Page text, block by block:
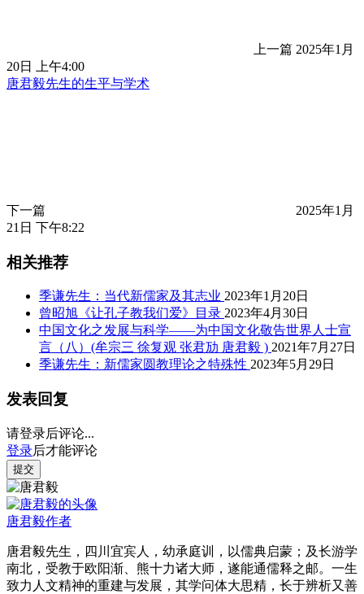
上一篇 2025年1月
20日 上午4:00
唐君毅先生的生平与学术
下一篇
2025年1月
21日 下午8:22
相关推荐
季谦先生：当代新儒家及其志业 2023年1月20日
曾昭旭《让孔子教我们爱》目录 2023年4月30日
中国文化之发展与科学——为中国文化敬告世界人士宣
言（八）(牟宗三 徐复观 张君劢 唐君毅 ) 2021年7月27日
季谦先生：新儒家圆教理论之特殊性 2023年5月29日
发表回复
请登录后评论...
登录后才能评论
提交
唐君毅作者
唐君毅先生，四川宜宾人，幼承庭训，以儒典启蒙；及长游学
南北，受教于欧阳渐、熊十力诸大师，遂能通儒释之邮。一生
致力人文精神的重建与发展，其学问体大思精，长于辨析又善